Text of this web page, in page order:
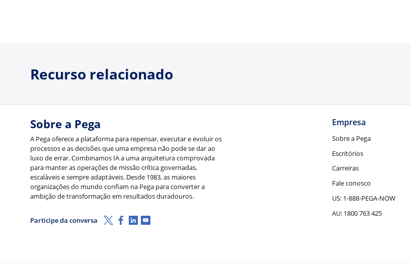
Recurso relacionado
Sobre a Pega
A Pega oferece a plataforma para repensar, executar e evoluir os
processos e as decisões que uma empresa não pode se dar ao
luxo de errar. Combinamos IA a uma arquitetura comprovada
para manter as operações de missão crítica governadas,
escaláveis e sempre adaptáveis. Desde 1983, as maiores
organizações do mundo confiam na Pega para converter a
ambição de transformação em resultados duradouros.
Participe da conversa X (Twitter)
Facebook
LinkedIn
Youtube
Empresa
Sobre a Pega
Escritórios
Carreiras
Fale conosco
US: 1-888-PEGA-NOW
AU: 1800 763 425